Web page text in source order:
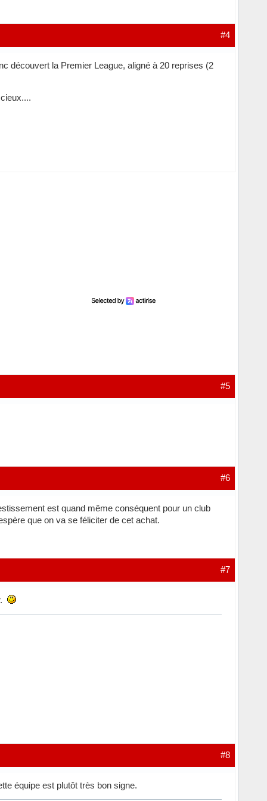
#4
découvert la Premier League, aligné à 20 reprises (2
#5
#6
est quand même conséquent pour un club
que on va se féliciter de cet achat.
#7
#8
équipe est plutôt très bon signe.